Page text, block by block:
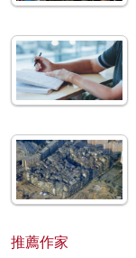
推薦作家